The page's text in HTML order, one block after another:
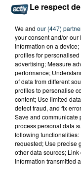
TITRES
Le respect
We and our (447)
your consent and/or
information on a
profiles for
advertising; Measure
performance;
of data from different
profiles to personalise
content; Use limited
detect fraud, and fix
Save and communicate
process personal data
following
requested; Use precise
other data sources;
information transmitted